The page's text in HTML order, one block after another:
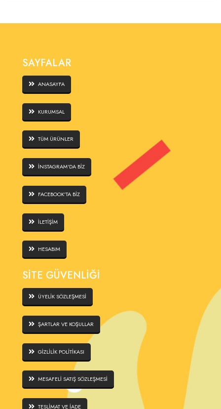
SAYFALAR
ANASAYFA
KURUMSAL
TÜM ÜRÜNLER
İNSTAGRAM'DA BİZ
FACEBOOK'TA BİZ
İLETİŞİM
HESABIM
SİTE GÜVENLİĞİ
ÜYELİK SÖZLEŞMESİ
ŞARTLAR VE KOŞULLAR
GİZLİLİK POLİTİKASI
MESAFELİ SATIŞ SÖZLEŞMESİ
TESLİMAT VE İADE